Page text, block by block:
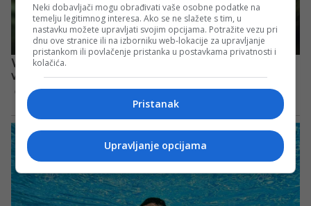
Neki dobavljači mogu obrađivati vaše osobne podatke na
temelju legitimnog interesa. Ako se ne slažete s tim, u
nastavku možete upravljati svojim opcijama. Potražite vezu pri
dnu ove stranice ili na izborniku web-lokacije za upravljanje
pristankom ili povlačenje pristanka u postavkama privatnosti i
kolačića.
Pristanak
Upravljanje opcijama